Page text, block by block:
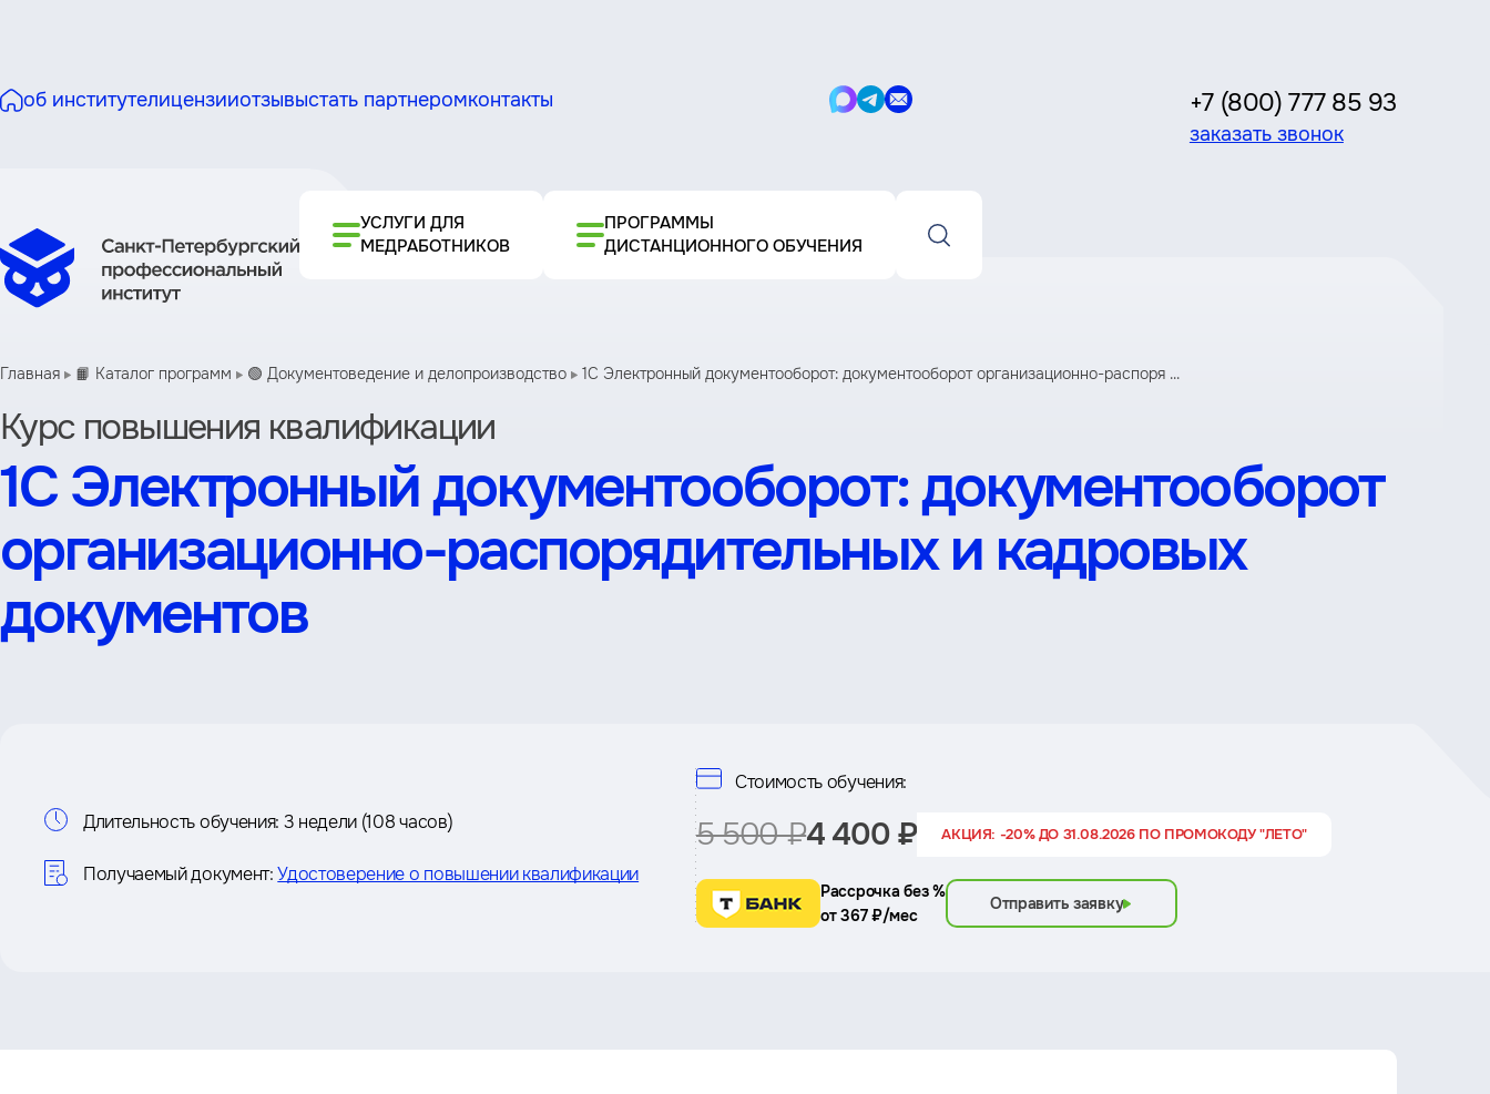
об институтелицензииотзывыстать партнеромконтакты
Написать
Написать
Написать
+7 (800) 777 85 93
заказать звонок
УСЛУГИ ДЛЯ
МЕДРАБОТНИКОВ
ПРОГРАММЫ
ДИСТАНЦИОННОГО ОБУЧЕНИЯ
Главная 📙 Каталог программ 🟢 Документоведение и делопроизводство 1С Электронный документооборот: документооборот организационно-распоря ...
Курс повышения квалификации
1С Электронный документооборот: документооборот
организационно-распорядительных и кадровых
документов
Информация
о
курсе
Длительность обучения: 3 недели (108 часов)
Получаемый документ: Удостоверение о повышении квалификации
Стоимость обучения:
5 500 ₽4 400 ₽ АКЦИЯ: -20% ДО 31.08.2026 ПО ПРОМОКОДУ "ЛЕТО"
Рассрочка без %
от 367 ₽/мес
Отправить заявку